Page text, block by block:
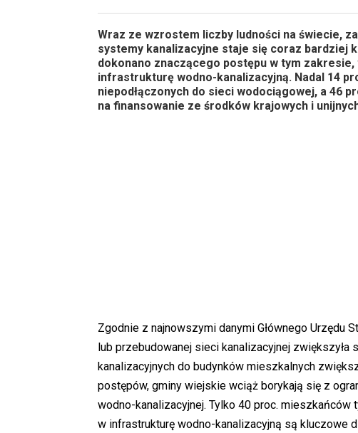
Wraz ze wzrostem liczby ludności na świecie,
systemy kanalizacyjne staje się coraz bardziej
dokonano znaczącego postępu w tym
infrastrukturę wodno-kanalizacyjną. Nadal 14
niepodłączonych do sieci wodociągowej, a 46
na finansowanie ze środków krajowych i
Zgodnie z najnowszymi danymi Głównego Urzędu
lub przebudowanej sieci kanalizacyjnej zwiększyła
kanalizacyjnych do budynków mieszkalnych
postępów, gminy wiejskie wciąż borykają się z
wodno-kanalizacyjnej. Tylko 40 proc.
w infrastrukturę wodno-kanalizacyjną są kluczowe